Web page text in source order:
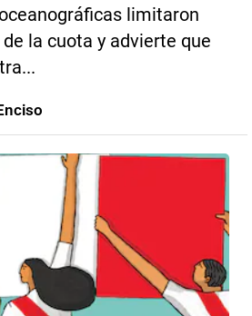
limitaron
la cuota y advierte que